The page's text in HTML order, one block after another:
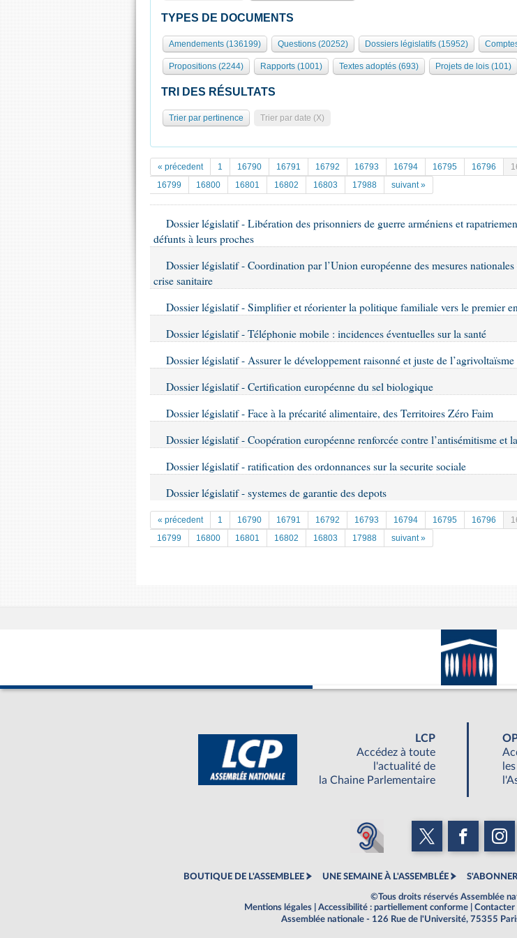
TYPES DE DOCUMENTS
Amendements (136199) Questions (20252) Dossiers législatifs (15952)
Propositions (2244) Rapports (1001) Textes adoptés (693) Projets de lois (101)
TRI DES RÉSULTATS
Trier par pertinence Trier par date (X)
« précedent 1 16790 16791 16792 16793 16794 16795 16796
16799
16800 16801 16802 16803 17988 suivant »
Dossier législatif - Libération des prisonniers de guerre arméniens et
défunts à leurs proches
Dossier législatif - Coordination par l’Union européenne des mesures
crise sanitaire
Dossier législatif - Simplifier et réorienter la politique familiale vers le premier
Dossier législatif - Téléphonie mobile : incidences éventuelles sur la santé
Dossier législatif - Assurer le développement raisonné et juste de l’agrivoltaïsme
Dossier législatif - Certification européenne du sel biologique
Dossier législatif - Face à la précarité alimentaire, des Territoires Zéro Faim
Dossier législatif - Coopération européenne renforcée contre l’antisémitisme et
Dossier législatif - ratification des ordonnances sur la securite sociale
Dossier législatif - systemes de garantie des depots
« précedent 1 16790 16791 16792 16793 16794 16795 16796
16799
16800 16801 16802 16803 17988 suivant »
LCP
Accédez à toute
l'actualité de
la Chaine Parlementaire
BOUTIQUE DE L'ASSEMBLEE UNE SEMAINE À L'ASSEMBLÉE
©Tous droits réservés Assemblée
Mentions légales
Accessibilité : partiellement conforme Contacter
Assemblée nationale - 126 Rue de l'Université, 75355